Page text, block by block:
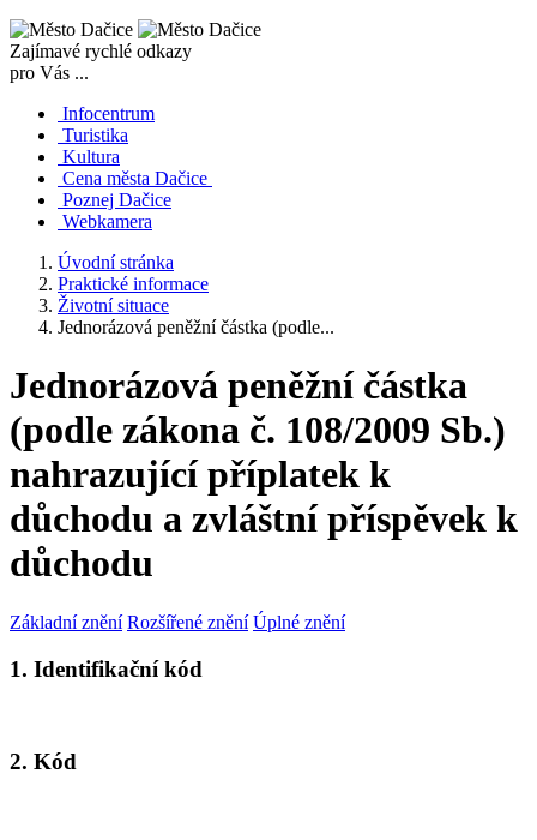
Zajímavé rychlé odkazy
pro Vás ...
Infocentrum
Turistika
Kultura
Cena města Dačice
Poznej Dačice
Webkamera
Úvodní stránka
Praktické informace
Životní situace
Jednorázová peněžní částka (podle...
Jednorázová peněžní částka
(podle zákona č. 108/2009 Sb.)
nahrazující příplatek k
důchodu a zvláštní příspěvek k
důchodu
Základní znění Rozšířené znění Úplné znění
1. Identifikační kód
2. Kód